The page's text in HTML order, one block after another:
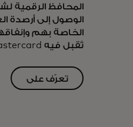
الوصول إلى أرصدة
الخاصة بهم
تُقبل فيه Mastercard.
تعرّف على